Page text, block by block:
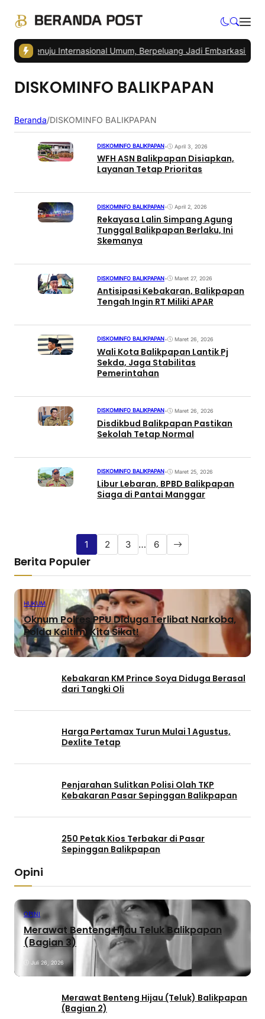
Menuju Internasional Umum, Berpeluang Jadi Embarkasi Haji
DISKOMINFO BALIKPAPAN
Beranda/DISKOMINFO BALIKPAPAN
DISKOMINFO BALIKPAPAN• April 3, 2026
WFH ASN Balikpapan Disiapkan,
Layanan Tetap Prioritas
DISKOMINFO BALIKPAPAN• April 2, 2026
Rekayasa Lalin Simpang Agung
Tunggal Balikpapan Berlaku, Ini
Skemanya
DISKOMINFO BALIKPAPAN• Maret 27, 2026
Antisipasi Kebakaran, Balikpapan
Tengah Ingin RT Miliki APAR
DISKOMINFO BALIKPAPAN• Maret 26, 2026
Wali Kota Balikpapan Lantik Pj
Sekda, Jaga Stabilitas
Pemerintahan
DISKOMINFO BALIKPAPAN• Maret 26, 2026
Disdikbud Balikpapan Pastikan
Sekolah Tetap Normal
DISKOMINFO BALIKPAPAN• Maret 25, 2026
Libur Lebaran, BPBD Balikpapan
Siaga di Pantai Manggar
1 2 3 … 6
Berita Populer
HUKUM
Oknum Polres PPU Diduga Terlibat Narkoba,
Polda Kaltim: Kita Sikat!
Kebakaran KM Prince Soya Diduga Berasal
dari Tangki Oli
Harga Pertamax Turun Mulai 1 Agustus,
Dexlite Tetap
Penjarahan Sulitkan Polisi Olah TKP
Kebakaran Pasar Sepinggan Balikpapan
250 Petak Kios Terbakar di Pasar
Sepinggan Balikpapan
Opini
OPINI
Merawat Benteng Hijau Teluk Balikpapan
(Bagian 3)
Juli 26, 2026
Merawat Benteng Hijau (Teluk) Balikpapan
(Bagian 2)